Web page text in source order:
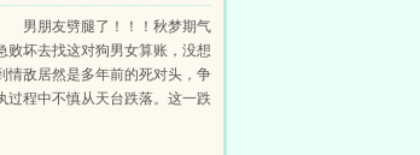
搞基建男朋友劈腿了！！！秋梦期气
败坏去找这对狗男女算账，没想
情敌居然是多年前的死对头，争
过程中不慎从天台跌落。这一跌